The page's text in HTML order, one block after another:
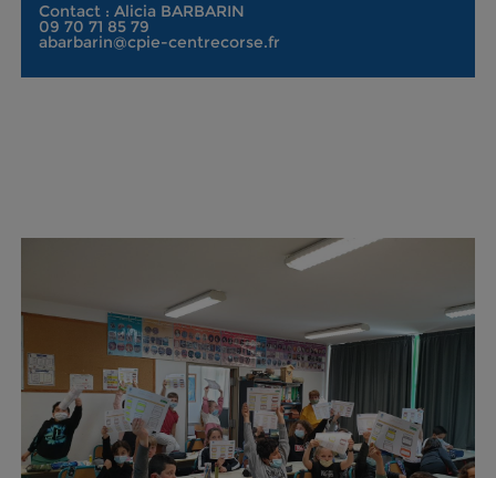
Contact : Alicia BARBARIN
09 70 71 85 79
abarbarin@cpie-centrecorse.fr